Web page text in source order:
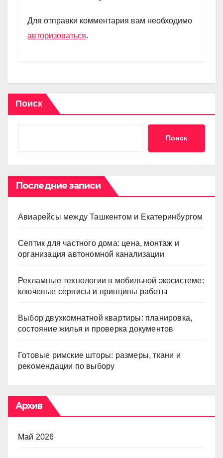
m p
p
a
и
Для отправки комментария вам необходимо
авторизоваться.
Поиск
Поиск
Последние записи
Авиарейсы между Ташкентом и Екатеринбургом
Септик для частного дома: цена, монтаж и
организация автономной канализации
Рекламные технологии в мобильной экосистеме:
ключевые сервисы и принципы работы
Выбор двухкомнатной квартиры: планировка,
состояние жилья и проверка документов
Готовые римские шторы: размеры, ткани и
рекомендации по выбору
Архив
Май 2026